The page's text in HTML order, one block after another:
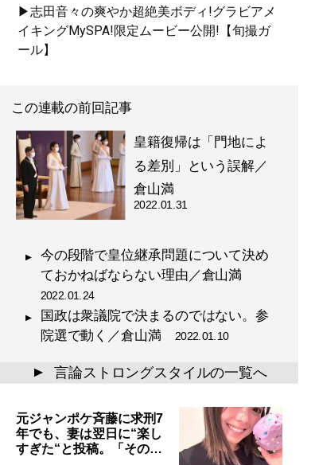
▶志田音々の爽やか超絶美ボディ!グラビアメ
イキングMySPA!限定ムービー公開!【旬撮ガ
ール】
この連載の前回記事
皇籍復帰は「門地によ
る差別」という誤解／
倉山満
2022.01.31
今の段階で皇位継承問題について決め
ておかねばならない理由／倉山満
2022.01.24
国政は衆議院で決まるのではない。参
院選で動く／倉山満 2022.01.10
▲ 言論ストロングスタイルの一覧へ
元ジャンポケ斉藤に求刑7
年でも、妻は翌日に“楽し
すぎた“と投稿。「その…